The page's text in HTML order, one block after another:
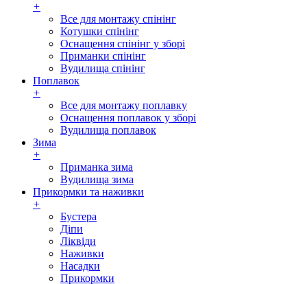
+
Все для монтажу спінінг
Котушки спінінг
Оснащення спінінг у зборі
Приманки спінінг
Вудилища спінінг
Поплавок
+
Все для монтажу поплавку
Оснащення поплавок у зборі
Вудилища поплавок
Зима
+
Приманка зима
Вудилища зима
Прикормки та наживки
+
Бустера
Діпи
Ліквіди
Наживки
Насадки
Прикормки